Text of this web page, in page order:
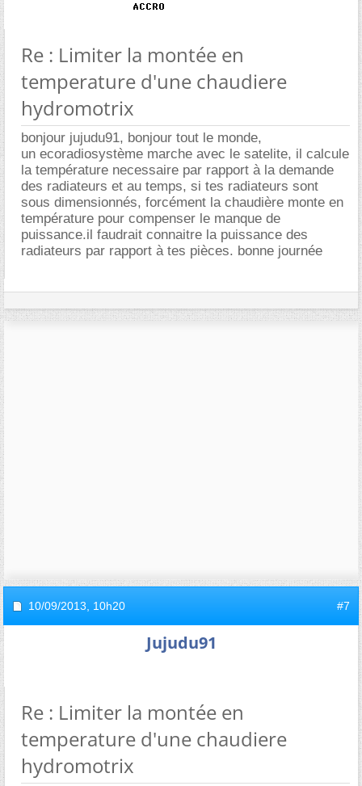
Re : Limiter la montée en
temperature d'une chaudiere
hydromotrix
bonjour jujudu91, bonjour tout le monde,
un ecoradiosystème marche avec le satelite, il calcule
la température necessaire par rapport à la demande
des radiateurs et au temps, si tes radiateurs sont
sous dimensionnés, forcément la chaudière monte en
température pour compenser le manque de
puissance.il faudrait connaitre la puissance des
radiateurs par rapport à tes pièces. bonne journée
10/09/2013, 10h20 #7
Jujudu91
Re : Limiter la montée en
temperature d'une chaudiere
hydromotrix